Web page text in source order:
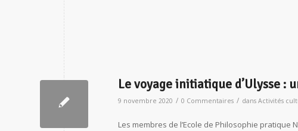
Le voyage initiatique d’Ulysse :
9 novembre 2020 / 0 Commentaires / dans Activités
Les membres de l’Ecole de Philosophie